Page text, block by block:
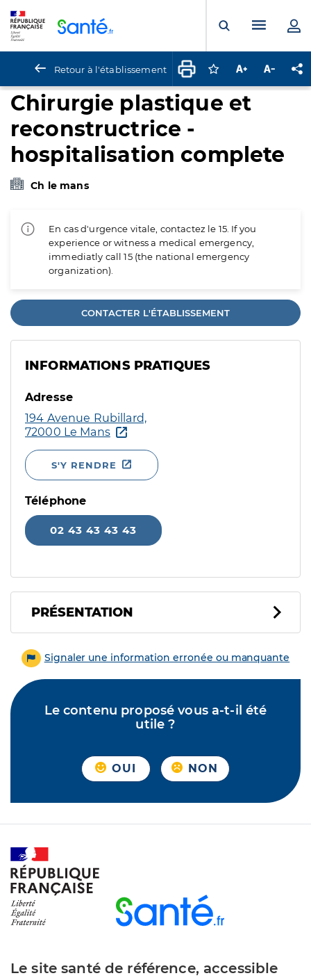
Ouvrir laMenu
Retour à l'établissement Connectez-vous
Augmenter la
Chirurgie plastique et
reconstructrice -
hospitalisation complete
Ch le mans
En cas d'urgence vitale, contactez le 15. If you
experience or witness a medical emergency,
immediatly call 15 (the national emergency
organization).
CONTACTER L'ÉTABLISSEMENT
INFORMATIONS PRATIQUES
Adresse
194 Avenue Rubillard,
72000 Le Mans
S'Y RENDRE
Téléphone
02 43 43 43 43
PRÉSENTATION
Signaler une information erronée ou manquante
Le contenu proposé vous a-t-il été
utile ?
OUI NON
Le site santé de référence, accessible